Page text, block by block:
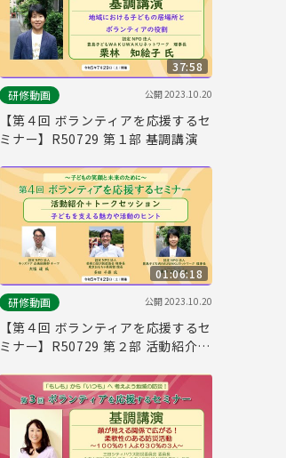
37:58
研修動画
公開2023.10.20
【第４回 ボランティアを応援するセ
ミナー】R50729 第１部 基調講演
01:06:18
研修動画
公開2023.10.20
【第４回 ボランティアを応援するセ
ミナー】R50729 第２部 活動紹介・